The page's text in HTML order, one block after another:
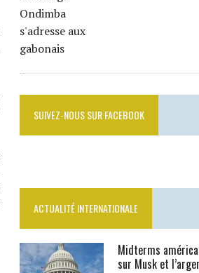
SUIVEZ-NOUS SUR FACEBOOK
ACTUALITÉ INTERNATIONALE
Midterms
sur Musk et